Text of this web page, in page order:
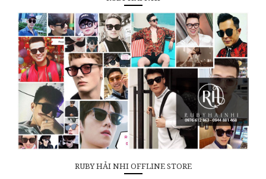
RUBY HẢI NHI OFFLINE STORE